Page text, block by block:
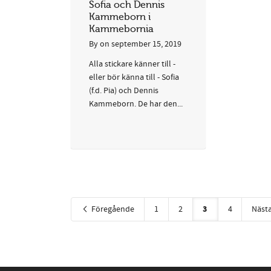
Sofia och Dennis
Kammeborn i
Kammebornia
Byon september 15, 2019
Alla stickare känner till -
eller bör känna till - Sofia
(f.d. Pia) och Dennis
Kammeborn. De har den...
Föregående 1 2 3 4